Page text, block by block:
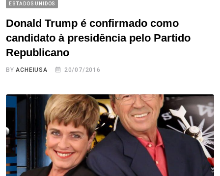
ESTADOS UNIDOS
Donald Trump é confirmado como
candidato à presidência pelo Partido
Republicano
BYACHEIUSA 20/07/2016